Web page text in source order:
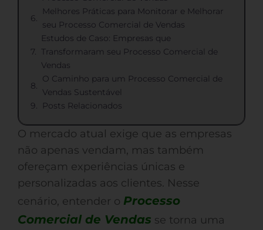
Melhores Práticas para Monitorar e Melhorar
seu Processo Comercial de Vendas
Estudos de Caso: Empresas que
Transformaram seu Processo Comercial de
Vendas
O Caminho para um Processo Comercial de
Vendas Sustentável
Posts Relacionados
O mercado atual exige que as empresas
não apenas vendam, mas também
ofereçam experiências únicas e
personalizadas aos clientes. Nesse
cenário, entender o Processo
Comercial de Vendas se torna uma